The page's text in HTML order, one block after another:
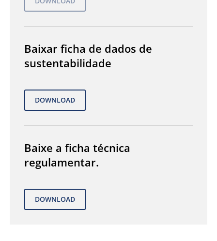
Baixar ficha de dados de
sustentabilidade
Baixe a ficha técnica
regulamentar.